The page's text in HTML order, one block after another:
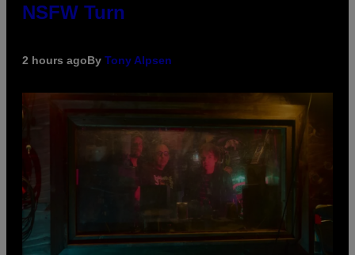
NSFW Turn
2 hours agoBy Tony Alpsen